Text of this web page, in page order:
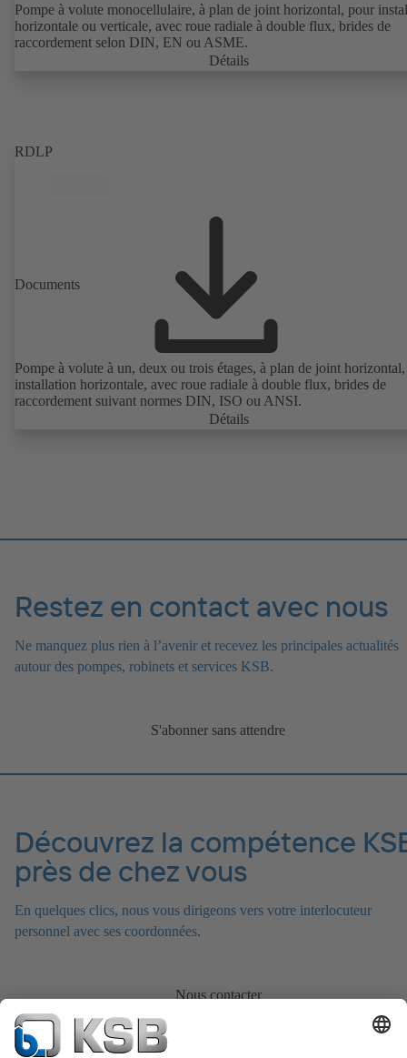
Pompe à volute monocellulaire, à plan de joint horizontal, pour
horizontale ou verticale, avec roue radiale à double flux, brides de
raccordement selon DIN, EN ou ASME.
Détails
RDLP
Documents
Pompe à volute à un, deux ou trois étages, à plan de joint
installation horizontale, avec roue radiale à double flux, brides de
raccordement suivant normes DIN, ISO ou ANSI.
Détails
Restez en contact avec nous
Ne manquez plus rien à l’avenir et recevez les principales actualités
autour des pompes, robinets et services KSB.
S'abonner sans attendre
Découvrez la compétence
près de chez vous
En quelques clics, nous vous dirigeons vers votre interlocuteur
personnel avec ses coordonnées.
Nous contacter